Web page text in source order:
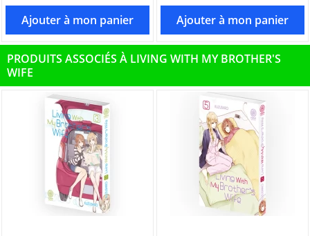
PRODUITS ASSOCIÉS À LIVING WITH MY BROTHER'S
WIFE